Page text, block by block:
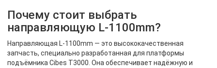
Почему стоит выбрать
направляющую L-1100mm?
Направляющая L-1100mm — это высококачественная
запчасть, специально разработанная для платформы
подъёмника Cibes T3000. Она обеспечивает надёжную и